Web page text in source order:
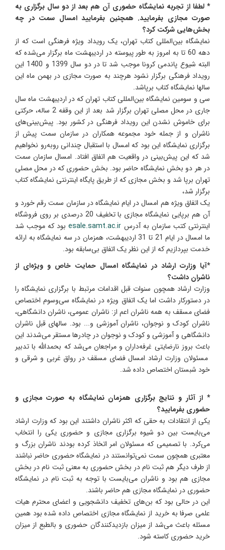
* لطفا از تجربه نمایشگاه حضوری آن هم بعد از دو سال برگزاری به
صورت مجازی بفرمایید. همچنین بفرمایید امسال سمت در چه
بخش‌هایی شرکت کرد؟
نمایشگاه بین‌المللی کتاب تهران، یک رویداد ویژه فرهنگی است که از
دهه 60 تا به امروز به طور پیوسته در اردیبهشت ماه برگزار می‌شده که
البته شیوع پاندمی کرونا موجب شد تا در دو سال 1399 و 1400 این
رویداد فرهنگی برگزار نشود هرچند به صورت مجازی در بهمن ماه این
سالها نمایشگاه کتاب برپاشد.
سی و سومین نمایشگاه بین‌المللی کتاب تهران که در اردیبهشت ماه سال
جاری در محل مصلی تهران برگزار شد بعد از این وقفه 2 ساله، حرکتی
برای خاموش نشدن این رویداد فرهنگی در کشور بود. پیش‌بینی‌های
ناشران و از جمله خود مجموعه همکاران در سازمان سمت پیش از
برگزاری نمایشگاه این بود که امسال با استقبال چندانی روبه‌رو نخواهیم
شد که این پیش‌بینی در واقعیت هم اتفاق افتاد. امسال سازمان سمت
در هر دو بخش نمایشگاه حاضر بود. بخش حضوری که در محل مصلی
تهران برپا شد و بخش مجازی که از طریق پایگاه اینترنتی نمایشگاه کتاب
برگزار شد،
یک اتفاق ویژه هم امسال در ایام نمایشگاه در سازمان سمت رقم خورد و
آن هم برپایی نمایشگاه مجازی با تخفیف 20 درصدی بر روی فروشگاه
اینترنتی کتب سازمان به آدرس esale.samt.ac.irبود که موجب شد
ما امسال در ایام 21 تا 31 اردیبهشت، همزمان در سه نمایشگاه به ارائه
خدمت بپردازیم که از این نظر یک اتفاق بی‌سابقه‌ بود.
*آیا وزارت ارشاد در نمایشگاه امسال حمایت خاص و ویژه‌ای از
ناشران داشت؟
وزارت ارشاد همچون سنوات قبل اقدامات مرتبط با برگزاری نمایشگاه را
در دستورکار داشت اما یک اتفاق ویژه در نمایشگاه سی‌وسوم اختصاص
فضای مسقف به همه ناشران اعم از: ناشران عمومی، ناشران دانشگاهی،
ناشران کودک و نوجوان، ناشران آموزشی و... بود. سالهای قبل ناشران
دانشگاهی و آموزشی و کودک و نوجوان در چادرها مستقر می‌شدند این
باعث بروز نارضایتی غرفه‌داران و مراجعان می‌شد که بحمدالله با تدبیر
مسئولان وزارت ارشاد امسال فضای مسقف در رواق غربی و شرقی و
خود شبستان اختصاص داده شد.
* از آثار و نتایج برگزاری همزمان نمایشگاه به صورت مجازی و
حضوری بفرمایید؟
یکی از انتقادات به حقی که اکثر ناشران داشتند این بود که وزارت ارشاد
می‌بایست بین دو شیوه برگزاری مجازی و حضوری یکی را انتخاب
می‌کرد. با تصمیمی که مسئولان امر اتخاذ کرده بودند ناشران بزرگ و
معتبری همچون سمت نمی‌توانستند در نمایشگاه حضوری حاضر نباشند
از طرف دیگر هم ثبت نام در بخش حضوری به معنی ثبت نام در بخش
مجازی هم بود و ناشران می‌بایست با توجه به ثبت نام در نمایشگاه
حضوری در نمایشگاه مجازی هم حاضر باشند.
این در حالی بود که بن‌های تخفیف دانشجویی و اعضای محترم هیات
علمی صرفا به خرید از نمایشگاه مجازی اختصاص داده شده بود همین
مسئله باعث می‌شد از میزان بازدیدکنندگان حضوری و بالطبع از میزان
خرید حضوری کاسته شود.